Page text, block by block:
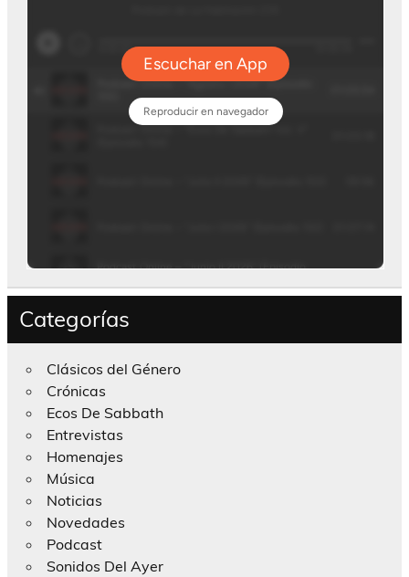
Categorías
Clásicos del Género
Crónicas
Ecos De Sabbath
Entrevistas
Homenajes
Música
Noticias
Novedades
Podcast
Sonidos Del Ayer